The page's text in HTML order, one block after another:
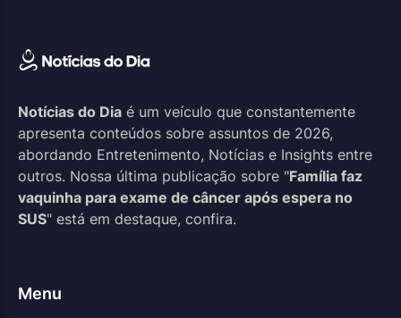
Notícias do Dia é um veículo que constantemente
apresenta conteúdos sobre assuntos de 2026,
abordando Entretenimento, Notícias e Insights entre
outros. Nossa última publicação sobre "Família faz
vaquinha para exame de câncer após espera no
SUS" está em destaque, confira.
Menu